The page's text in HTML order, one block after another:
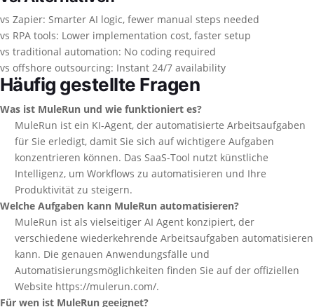
vs Zapier: Smarter AI logic, fewer manual steps needed
vs RPA tools: Lower implementation cost, faster setup
vs traditional automation: No coding required
vs offshore outsourcing: Instant 24/7 availability
Häufig gestellte Fragen
Was ist MuleRun und wie funktioniert es?
MuleRun ist ein KI-Agent, der automatisierte Arbeitsaufgaben
für Sie erledigt, damit Sie sich auf wichtigere Aufgaben
konzentrieren können. Das SaaS-Tool nutzt künstliche
Intelligenz, um Workflows zu automatisieren und Ihre
Produktivität zu steigern.
Welche Aufgaben kann MuleRun automatisieren?
MuleRun ist als vielseitiger AI Agent konzipiert, der
verschiedene wiederkehrende Arbeitsaufgaben automatisieren
kann. Die genauen Anwendungsfälle und
Automatisierungsmöglichkeiten finden Sie auf der offiziellen
Website https://mulerun.com/.
Für wen ist MuleRun geeignet?